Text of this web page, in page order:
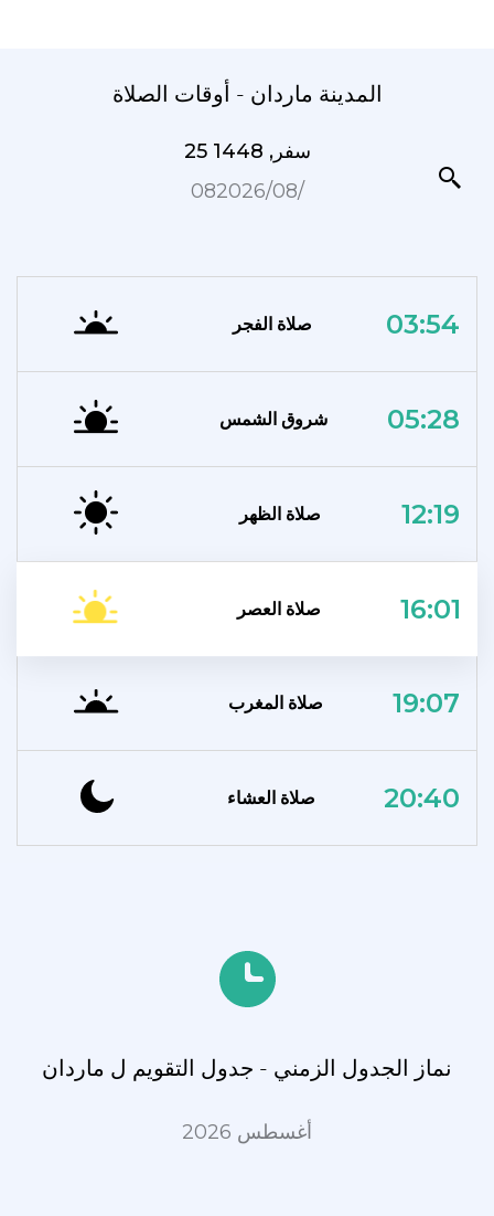
المدينة ماردان - أوقات الصلاة
25 سفر, 1448
08‏/08‏/2026
صلاة الفجر 03:54
شروق الشمس 05:28
صلاة الظهر 12:19
صلاة العصر 16:01
صلاة المغرب 19:07
صلاة العشاء 20:40
نماز الجدول الزمني - جدول التقويم ل ماردان
أغسطس 2026